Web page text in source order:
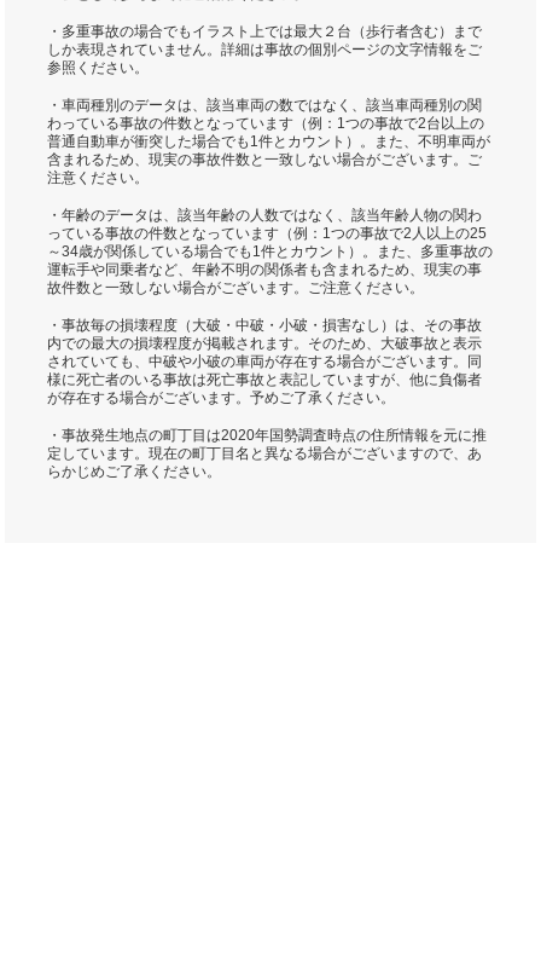
・多重事故の場合でもイラスト上では最大２台（歩行者含む）まで
しか表現されていません。詳細は事故の個別ページの文字情報をご
参照ください。
・車両種別のデータは、該当車両の数ではなく、該当車両種別の関
わっている事故の件数となっています（例：1つの事故で2台以上の
普通自動車が衝突した場合でも1件とカウント）。また、不明車両が
含まれるため、現実の事故件数と一致しない場合がございます。ご
注意ください。
・年齢のデータは、該当年齢の人数ではなく、該当年齢人物の関わ
っている事故の件数となっています（例：1つの事故で2人以上の25
～34歳が関係している場合でも1件とカウント）。また、多重事故の
運転手や同乗者など、年齢不明の関係者も含まれるため、現実の事
故件数と一致しない場合がございます。ご注意ください。
・事故毎の損壊程度（大破・中破・小破・損害なし）は、その事故
内での最大の損壊程度が掲載されます。そのため、大破事故と表示
されていても、中破や小破の車両が存在する場合がございます。同
様に死亡者のいる事故は死亡事故と表記していますが、他に負傷者
が存在する場合がございます。予めご了承ください。
・事故発生地点の町丁目は2020年国勢調査時点の住所情報を元に推
定しています。現在の町丁目名と異なる場合がございますので、あ
らかじめご了承ください。